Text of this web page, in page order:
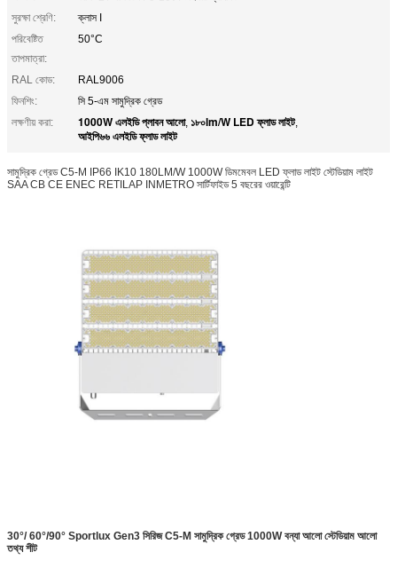
সুরক্ষা শ্রেণি:
ক্লাস I
পরিবেষ্টিত
তাপমাত্রা:
50°C
RAL কোড:
RAL9006
ফিনশিং:
সি 5-এম সামুদ্রিক গ্রেড
লক্ষণীয় করা:
1000W এলইডি প্লাবন আলো, ১৮০lm/W LED ফ্লাড লাইট,
আইপি৬৬ এলইডি ফ্লাড লাইট
সামুদ্রিক গ্রেড C5-M IP66 IK10 180LM/W 1000W ডিমমেবল LED ফ্লাড লাইট স্টেডিয়াম লাইট
SAA CB CE ENEC RETILAP INMETRO সার্টিফাইড 5 বছরের ওয়ারেন্টি
30°/ 60°/90° Sportlux Gen3 সিরিজ C5-M সামুদ্রিক গ্রেড 1000W বন্যা আলো স্টেডিয়াম আলো
তথ্য শীট